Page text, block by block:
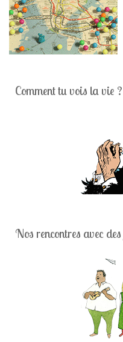
Comment tu vois la vie ?
Nos rencontres avec